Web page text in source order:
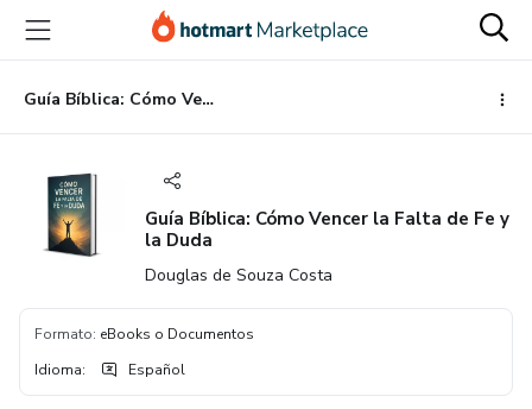
principal
página
de
página
Guía Bíblica: Cómo Vencer la Falta de Fe y la Duda
Guía Bíblica: Cómo Vencer la Falta de Fe y
la Duda
Douglas de Souza Costa
Formato: eBooks o Documentos
Idioma: Español